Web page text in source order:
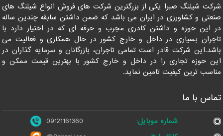
شرکت شیلنگ صبرا یکی از بزرگترین شرکت های فروش انواع شیلنگ های
صنعتی و کشاورزی در ایران می باشد که ضمن داشتن سابقه چندین ساله
در این حوزه و داشتن کادری مجرب و حرفه ای که در اختیار دارد با
تاجران بسیاری در داخل و خارج کشور در حال همکاری و فعالیت می
باشد.این شرکت قادر است تمامی تاجران، بازرگانان و سرمایه گذاران در
این حوزه تجاری را در داخل و خارج کشور با بهترین قیمت ممکن و
مناسب ترین کیفیت تامین نماید.
تماس با ما
شماره موبایل:
09121161360